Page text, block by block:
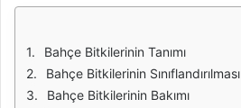
Bahçe Bitkilerinin Tanımı
Bahçe Bitkilerinin Sınıflandırılması
Bahçe Bitkilerinin Bakımı